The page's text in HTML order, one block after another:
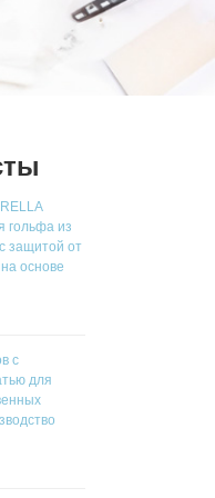
гольфа из
защитой от
основе
с
для